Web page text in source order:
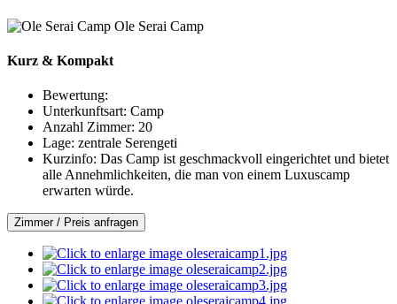
Ole Serai Camp
Kurz & Kompakt
Bewertung:
Unterkunftsart: Camp
Anzahl Zimmer: 20
Lage: zentrale Serengeti
Kurzinfo: Das Camp ist geschmackvoll eingerichtet und bietet
alle Annehmlichkeiten, die man von einem Luxuscamp
erwarten würde.
Zimmer / Preis anfragen